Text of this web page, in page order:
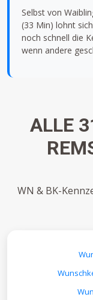
Selbst von
(33 Min) lohnt
noch schnell die
wenn andere
ALLE
WN & BK-